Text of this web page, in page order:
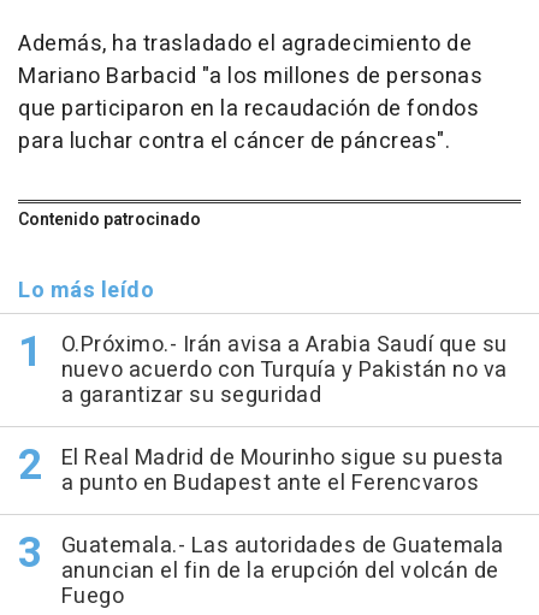
Además, ha trasladado el agradecimiento de
Mariano Barbacid "a los millones de personas
que participaron en la recaudación de fondos
para luchar contra el cáncer de páncreas".
Contenido patrocinado
Lo más leído
O.Próximo.- Irán avisa a Arabia Saudí que su
nuevo acuerdo con Turquía y Pakistán no va
a garantizar su seguridad
El Real Madrid de Mourinho sigue su puesta
a punto en Budapest ante el Ferencvaros
Guatemala.- Las autoridades de Guatemala
anuncian el fin de la erupción del volcán de
Fuego